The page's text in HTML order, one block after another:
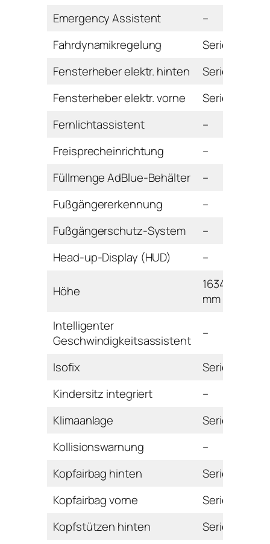
Emergency Assistent
–
Fahrdynamikregelung
Serie
Fensterheber elektr. hinten
Serie
Fensterheber elektr. vorne
Serie
Fernlichtassistent
–
Freisprecheinrichtung
–
Füllmenge AdBlue-Behälter
–
Fußgängererkennung
–
Fußgängerschutz-System
–
Head-up-Display (HUD)
–
Höhe
1634
mm
Intelligenter
Geschwindigkeitsassistent
–
Isofix
Serie
Kindersitz integriert
–
Klimaanlage
Serie
Kollisionswarnung
–
Kopfairbag hinten
Serie
Kopfairbag vorne
Serie
Kopfstützen hinten
Serie